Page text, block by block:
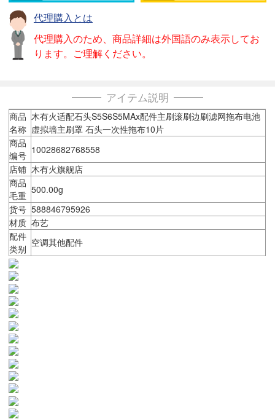
代理購入とは
代理購入のため、商品詳細は外国語のみ表示してお
ります。ご理解ください。
アイテム説明
商品
名称
木有火适配石头S5S6S5MAx配件主刷滚刷边刷滤网拖布电池
虚拟墙主刷罩 石头一次性拖布10片
商品
编号 10028682768558
店铺 木有火旗舰店
商品
毛重 500.00g
货号 588846795926
材质 布艺
配件
类别
空调其他配件